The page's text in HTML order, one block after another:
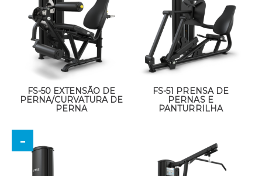
FS-50 EXTENSÃO DE
PERNA/CURVATURA DE
PERNA
FS-51 PRENSA DE
PERNAS E
PANTURRILHA